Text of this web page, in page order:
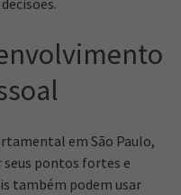
em São Paulo,
seus pontos fortes e
também podem usar